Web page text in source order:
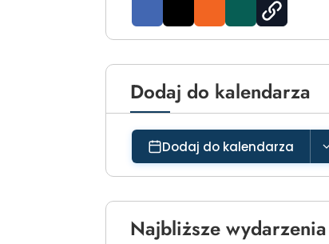
Dodaj do kalendarza
Dodaj do kalendarza
Najbliższe wydarzenia